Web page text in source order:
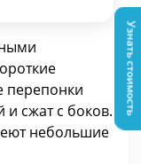
перепонки
и сжат с боков.
небольшие
Узнать стоимость